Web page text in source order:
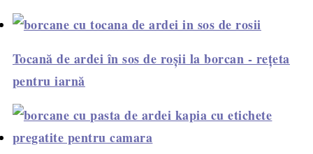
Tocană de ardei în sos de roșii la borcan - rețeta
pentru iarnă